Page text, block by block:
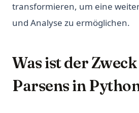
transformieren, um eine
und Analyse zu ermöglichen.
Was ist der Zweck
Parsens in